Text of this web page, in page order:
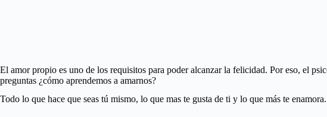
El amor propio es uno de los requisitos para poder alcanzar la felicidad. Por eso, el
preguntas ¿cómo aprendemos a amarnos?
Todo lo que hace que seas tú mismo, lo que mas te gusta de ti y lo que más te